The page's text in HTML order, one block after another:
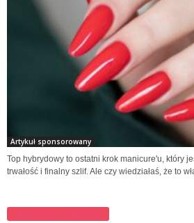
Artykuł sponsorowany
Top hybrydowy to ostatni krok manicure'u, który
trwałość i finalny szlif. Ale czy wiedziałaś, że to
Najczęściej czytane